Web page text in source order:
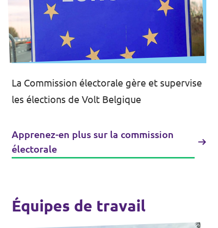
La Commission électorale gère et supervise
les élections de Volt Belgique
Apprenez-en plus sur la commission
électorale
Équipes de travail